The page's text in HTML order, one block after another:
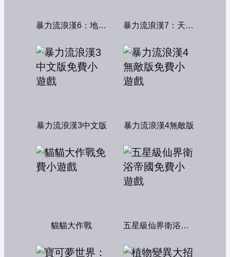
暴力流浪漢6：地獄篇無敵版 暴力流浪漢7：天堂篇無敵版
暴力流浪漢3中文版 暴力流浪漢4無敵版
貓貓大作戰 五星級仙界衛浴帝國